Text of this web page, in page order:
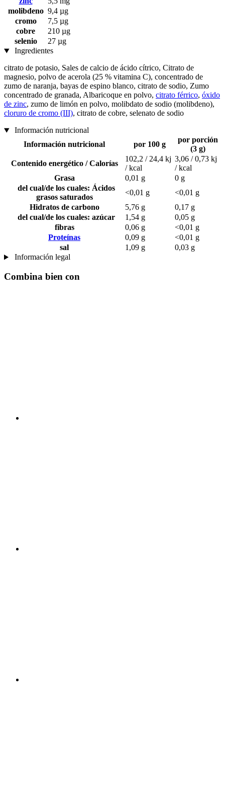
molibdeno 9,4 µg
cromo
7,5 µg
cobre
210 µg
selenio
27 µg
Ingredientes
citrato de potasio, Sales de calcio de ácido cítrico, Citrato de
magnesio, polvo de acerola (25 % vitamina C), concentrado de
zumo de naranja, bayas de espino blanco, citrato de sodio, Zumo
concentrado de granada, Albaricoque en polvo, citrato férrico, óxido
de zinc, zumo de limón en polvo, molibdato de sodio (molibdeno),
cloruro de cromo (III), citrato de cobre, selenato de sodio
Información nutricional
Información nutricional
por 100 g
por porción
(3 g)
Contenido energético / Calorías
102,2 / 24,4 kj
/ kcal
3,06 / 0,73 kj
/ kcal
Grasa
0,01 g
0 g
del cual/de los cuales: Ácidos
grasos saturados
<0,01 g
<0,01 g
Hidratos de carbono
5,76 g
0,17 g
del cual/de los cuales: azúcar
1,54 g
0,05 g
fibras
0,06 g
<0,01 g
Proteínas
0,09 g
<0,01 g
sal
1,09 g
0,03 g
Información legal
Combina bien con